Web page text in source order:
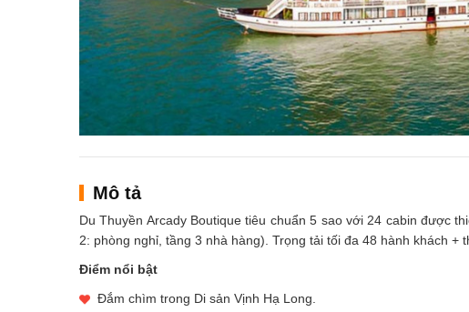
Mô tả
Du Thuyền Arcady Boutique tiêu chuẩn 5 sao với 24 cabin được
2: phòng nghỉ, tầng 3 nhà hàng). Trọng tải tối đa 48 hành khách +
Điểm nổi bật
Đắm chìm trong Di sản Vịnh Hạ Long.